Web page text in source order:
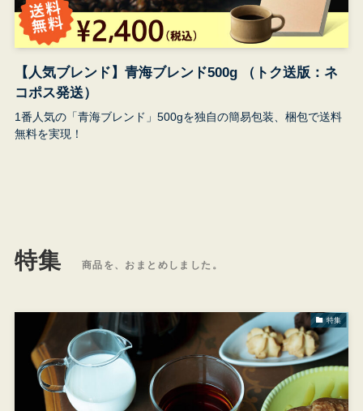
【人気ブレンド】青海ブレンド500g （トク送版：ネ
コポス発送）
1番人気の「青海ブレンド」500gを独自の簡易包装、梱包で送料
無料を実現！
特集 商品を、おまとめしました。
特集